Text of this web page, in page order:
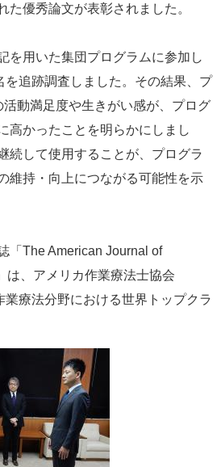
た優秀論文が表彰されました。
を用いた集団プログラムに参加し
を追跡調査しました。その結果、プ
活動満足度や生きがい感が、プログ
高かったことを明らかにしまし
続して使用することが、プログラ
維持・向上につながる可能性を示
「The American Journal of
は、アメリカ作業療法士協会
業療法分野における世界トップクラ